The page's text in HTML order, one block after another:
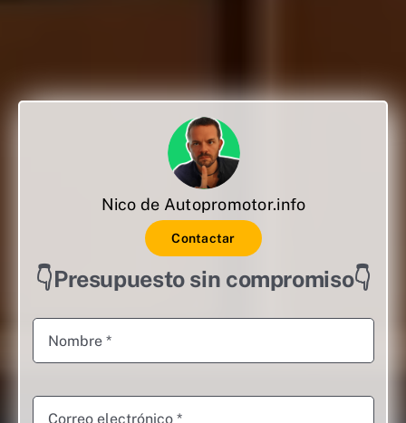
Nico de Autopromotor.info
Contactar
👇Presupuesto sin compromiso👇